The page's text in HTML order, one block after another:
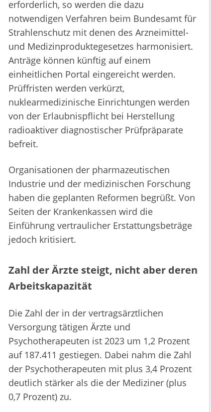
erforderlich, so werden die dazu
notwendigen Verfahren beim Bundesamt für
Strahlenschutz mit denen des Arzneimittel-
und Medizinproduktegesetzes harmonisiert.
Anträge können künftig auf einem
einheitlichen Portal eingereicht werden.
Prüffristen werden verkürzt,
nuklearmedizinische Einrichtungen werden
von der Erlaubnispflicht bei Herstellung
radioaktiver diagnostischer Prüfpräparate
befreit.
Organisationen der pharmazeutischen
Industrie und der medizinischen Forschung
haben die geplanten Reformen begrüßt. Von
Seiten der Krankenkassen wird die
Einführung vertraulicher Erstattungsbeträge
jedoch kritisiert.
Zahl der Ärzte steigt, nicht aber deren
Arbeitskapazität
Die Zahl der in der vertragsärztlichen
Versorgung tätigen Ärzte und
Psychotherapeuten ist 2023 um 1,2 Prozent
auf 187.411 gestiegen. Dabei nahm die Zahl
der Psychotherapeuten mit plus 3,4 Prozent
deutlich stärker als die der Mediziner (plus
0,7 Prozent) zu.